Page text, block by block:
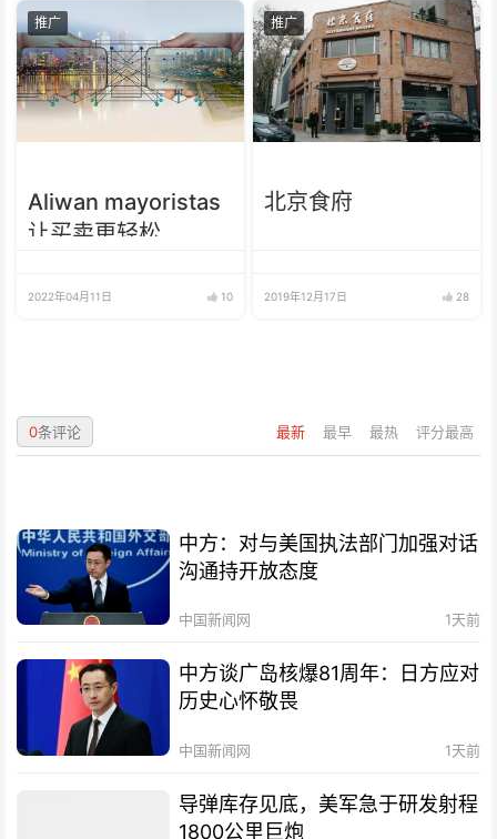
推广
Aliwan mayoristas
让买卖更轻松
2022年04月11日 10
推广
北京食府
2019年12月17日 28
最新 最早 最热 评分最高
0条评论
中方：对与美国执法部门加强对话
沟通持开放态度
中国新闻网 1天前
中方谈广岛核爆81周年：日方应对
历史心怀敬畏
中国新闻网 1天前
导弹库存见底，美军急于研发射程
1800公里巨炮